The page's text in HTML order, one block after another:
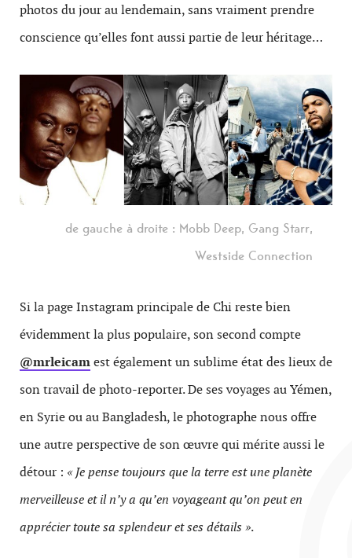
photos du jour au lendemain, sans vraiment prendre
conscience qu’elles font aussi partie de leur héritage…
de gauche à droite : Mobb Deep, Gang Starr,
Westside Connection
Si la page Instagram principale de Chi reste bien
évidemment la plus populaire, son second compte
@mrleicamest également un sublime état des lieux de
son travail de photo-reporter. De ses voyages au Yémen,
en Syrie ou au Bangladesh, le photographe nous offre
une autre perspective de son œuvre qui mérite aussi le
détour : « Je pense toujours que la terre est une planète
merveilleuse et il n’y a qu’en voyageant qu’on peut en
apprécier toute sa splendeur et ses détails ».